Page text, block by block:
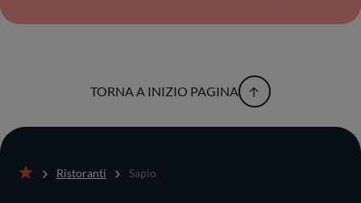
TORNA A INIZIO PAGINA
Ristoranti Sapio